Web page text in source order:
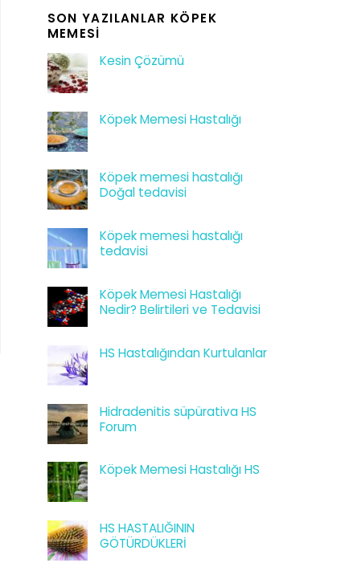
SON YAZILANLAR KÖPEK
MEMESI
Kesin Çözümü
Köpek Memesi Hastalığı
Köpek memesi hastalığı
Doğal tedavisi
Köpek memesi hastalığı
tedavisi
Köpek Memesi Hastalığı
Nedir? Belirtileri ve Tedavisi
HS Hastalığından Kurtulanlar
Hidradenitis süpürativa HS
Forum
Köpek Memesi Hastalığı HS
HS HASTALIĞININ
GÖTÜRDÜKLERİ